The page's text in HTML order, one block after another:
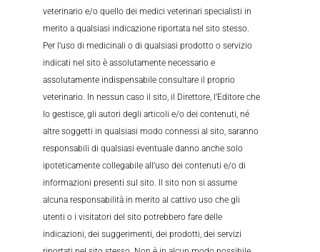
veterinario e/o quello dei medici veterinari specialisti in
merito a qualsiasi indicazione riportata nel sito stesso.
Per l’uso di medicinali o di qualsiasi prodotto o servizio
indicati nel sito è assolutamente necessario e
assolutamente indispensabile consultare il proprio
veterinario. In nessun caso il sito, il Direttore, l’Editore che
lo gestisce, gli autori degli articoli e/o dei contenuti, né
altre soggetti in qualsiasi modo connessi al sito, saranno
responsabili di qualsiasi eventuale danno anche solo
ipoteticamente collegabile all’uso dei contenuti e/o di
informazioni presenti sul sito. Il sito non si assume
alcuna responsabilità in merito al cattivo uso che gli
utenti o i visitatori del sito potrebbero fare delle
indicazioni, dei suggerimenti, dei prodotti, dei servizi